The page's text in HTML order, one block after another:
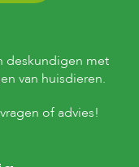
deskundigen met
van huisdieren.
of advies!